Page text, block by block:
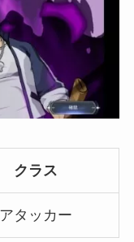
クラス
アタッカー